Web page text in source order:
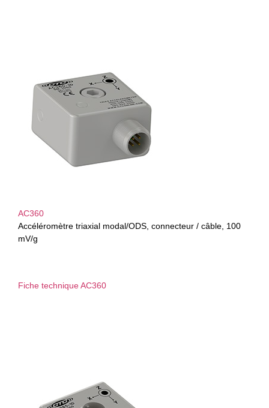
AC360
Accéléromètre triaxial modal/ODS, connecteur / câble, 100
mV/g
Fiche technique AC360